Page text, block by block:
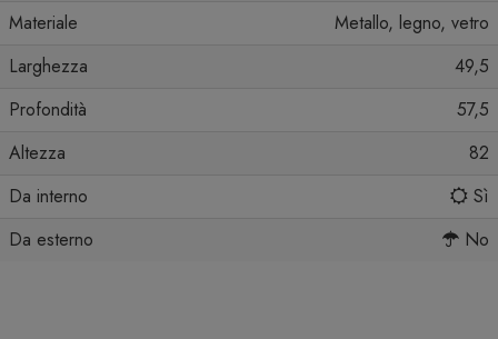
Materiale
Metallo, legno, vetro
Larghezza
49,5
Profondità
57,5
Altezza
82
Da interno
Sì
Da esterno
No